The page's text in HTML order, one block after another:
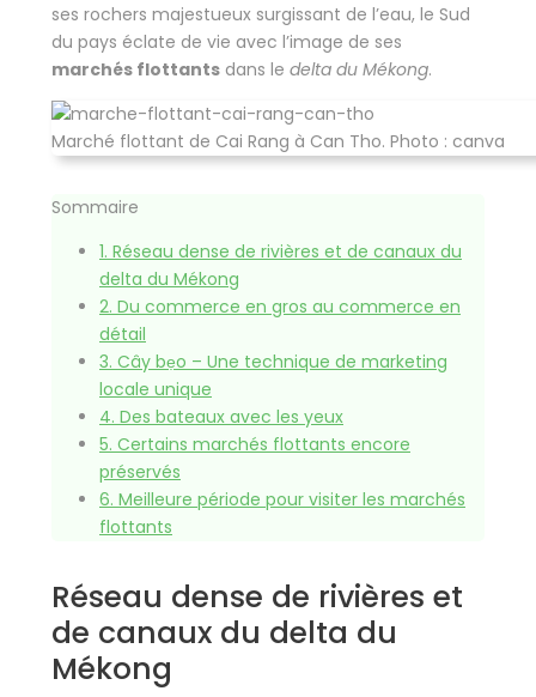
ses rochers majestueux surgissant de l’eau, le Sud
du pays éclate de vie avec l’image de ses
marchés flottants dans le delta du Mékong.
Marché flottant de Cai Rang à Can Tho. Photo : canva
Sommaire
1. Réseau dense de rivières et de canaux du
delta du Mékong
2. Du commerce en gros au commerce en
détail
3. Cây bẹo – Une technique de marketing
locale unique
4. Des bateaux avec les yeux
5. Certains marchés flottants encore
préservés
6. Meilleure période pour visiter les marchés
flottants
Réseau dense de rivières et
de canaux du delta du
Mékong